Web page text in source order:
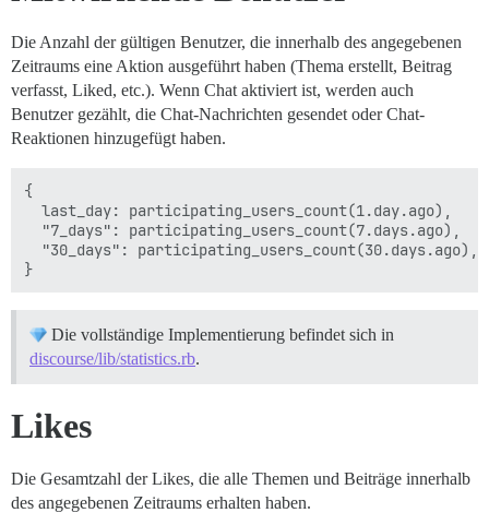
Die Anzahl der gültigen Benutzer, die innerhalb des angegebenen
Zeitraums eine Aktion ausgeführt haben (Thema erstellt, Beitrag
verfasst, Liked, etc.). Wenn Chat aktiviert ist, werden auch
Benutzer gezählt, die Chat-Nachrichten gesendet oder Chat-
Reaktionen hinzugefügt haben.
{
  last_day: participating_users_count(1.day.ago),
  "7_days": participating_users_count(7.days.ago),
  "30_days": participating_users_count(30.days.ago),
Die vollständige Implementierung befindet sich in
discourse/lib/statistics.rb.
Likes
Die Gesamtzahl der Likes, die alle Themen und Beiträge innerhalb
des angegebenen Zeitraums erhalten haben.